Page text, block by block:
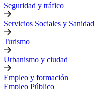
Seguridad y tráfico
Servicios Sociales y Sanidad
Turismo
Urbanismo y ciudad
Empleo y formación
Empleo Público